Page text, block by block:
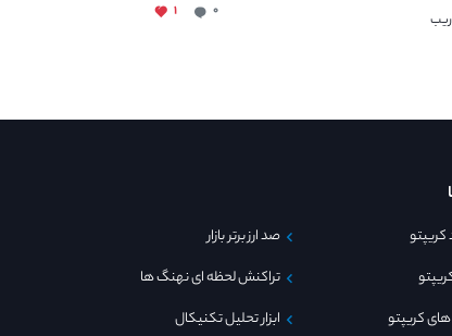
۰ ۱
کریپتو
کریپتو
صد ارز برتر بازار
تراکنش لحظه ای نهنگ ها
ابزار تحلیل تکنیکال